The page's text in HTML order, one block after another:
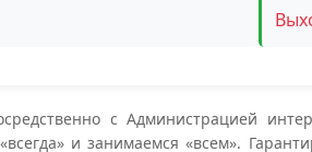
с Администрацией
и занимаемся «всем».